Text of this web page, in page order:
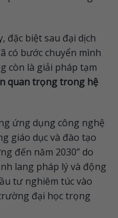
đặc biệt sau đại dịch
có bước chuyển mình
còn là giải pháp tạm
quan trọng trong hệ
ứng dụng công nghệ
giáo dục và đào tạo
đến năm 2030” do
lang pháp lý và động
tư nghiêm túc vào
đại học trọng